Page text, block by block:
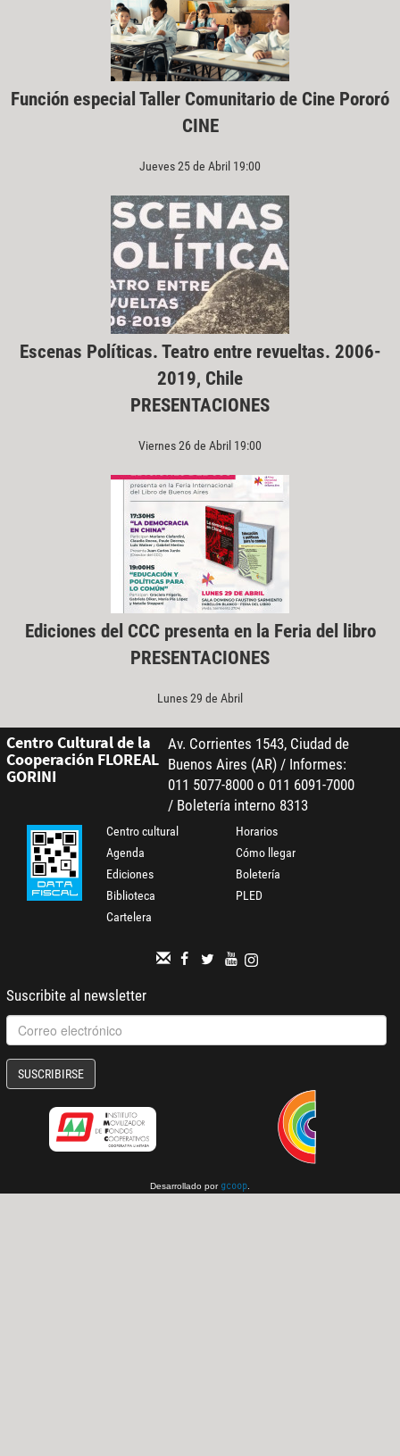
Función especial Taller Comunitario de Cine Pororó
CINE
Jueves 25 de Abril 19:00
Escenas Políticas. Teatro entre revueltas. 2006-
2019, Chile
PRESENTACIONES
Viernes 26 de Abril 19:00
Ediciones del CCC presenta en la Feria del libro
PRESENTACIONES
Lunes 29 de Abril
Centro Cultural de la
Cooperación FLOREAL
GORINI
Av. Corrientes 1543, Ciudad de
Buenos Aires (AR) / Informes:
011 5077-8000 o 011 6091-7000
/ Boletería interno 8313
Centro cultural
Agenda
Ediciones
Biblioteca
Cartelera
Horarios
Cómo llegar
Boletería
PLED
Suscribite al newsletter
SUSCRIBIRSE
Desarrollado por gcoop